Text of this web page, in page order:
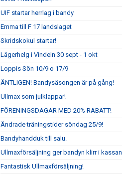
UIF startar herrlag i bandy
Emma till F 17 landslaget
Skridskokul startar!
Lägerhelg i Vindeln 30 sept - 1 okt
Loppis Sön 10/9 o 17/9
ÄNTLIGEN! Bandysäsongen är på gång!
Ullmax som julklappar!
FÖRENINGSDAGAR MED 20% RABATT!
Ändrade träningstider söndag 25/9!
Bandyhandduk till salu.
Ullmaxförsäljning ger bandyn klirr i kassan
Fantastisk Ullmaxförsäljning!